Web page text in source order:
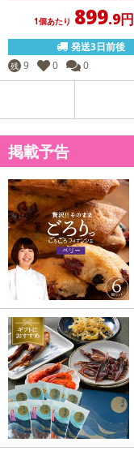
1個あたり 899.9円
発送3日前後
残 9 0 0
掲載予告